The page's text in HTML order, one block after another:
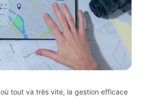
tout va très vite, la gestion efficace